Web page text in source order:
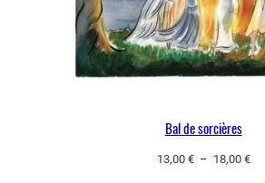
Bal de sorcières
13,00 € – 18,00 €